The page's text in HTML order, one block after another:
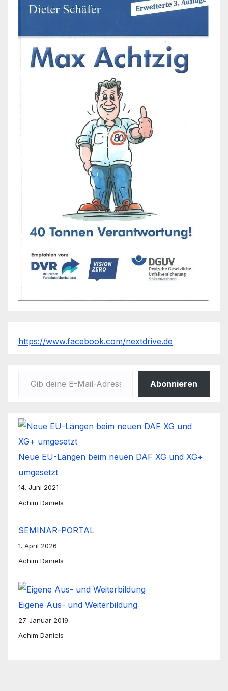
https://www.facebook.com/nextdrive.de
Abonnieren
Neue EU-Längen beim neuen DAF XG und XG+
umgesetzt
14. Juni 2021
Achim Daniels
SEMINAR-PORTAL
1. April 2026
Achim Daniels
Eigene Aus- und Weiterbildung
27. Januar 2019
Achim Daniels